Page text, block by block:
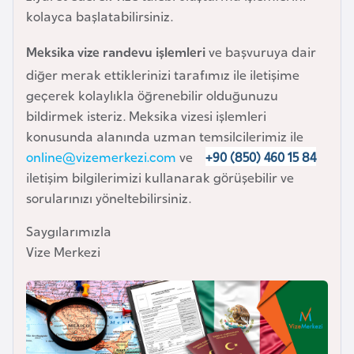
kolayca başlatabilirsiniz.
Meksika vize randevu işlemlerive başvuruya dair
diğer merak ettiklerinizi tarafımız ile iletişime
geçerek kolaylıkla öğrenebilir olduğunuzu
bildirmek isteriz. Meksika vizesi işlemleri
konusunda alanında uzman temsilcilerimiz ile
online@vizemerkezi.com ve
+90 (850) 460 15 84
iletişim bilgilerimizi kullanarak görüşebilir ve
sorularınızı yöneltebilirsiniz.
Saygılarımızla
Vize Merkezi
i
n
B
o
s
n
a
H
e
s
e
k
B
u